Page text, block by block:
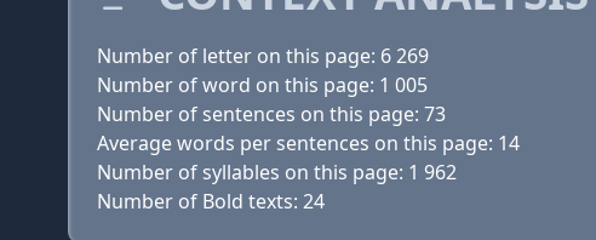
Number of letter on this page: 6 269
Number of word on this page: 1 005
Number of sentences on this page: 73
Average words per sentences on this page: 14
Number of syllables on this page: 1 962
Number of Bold texts: 24